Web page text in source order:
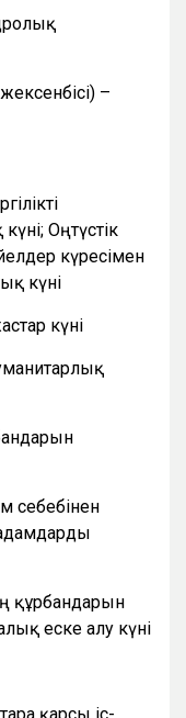
–
Оңтүстік
күресімен
күні
күні
себебінен
құрбандарын
еске алу күні